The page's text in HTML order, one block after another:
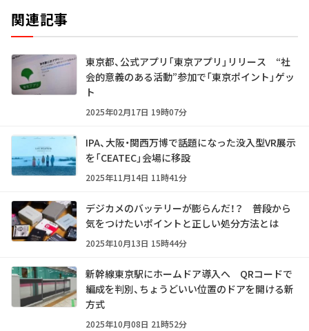
関連記事
東京都、公式アプリ「東京アプリ」リリース “社
会的意義のある活動”参加で「東京ポイント」ゲッ
ト
2025年02月17日 19時07分
IPA、大阪・関西万博で話題になった没入型VR展示
を「CEATEC」会場に移設
2025年11月14日 11時41分
デジカメのバッテリーが膨らんだ！？ 普段から
気をつけたいポイントと正しい処分方法とは
2025年10月13日 15時44分
新幹線東京駅にホームドア導入へ QRコードで
編成を判別、ちょうどいい位置のドアを開ける新
方式
2025年10月08日 21時52分